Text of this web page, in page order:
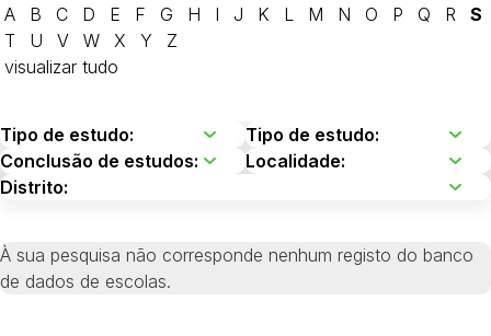
A
B C D E F G H I J K L M N O P Q R
S
T
U V W X Y
Z
visualizar tudo
À sua pesquisa não corresponde nenhum registo do banco
de dados de escolas.